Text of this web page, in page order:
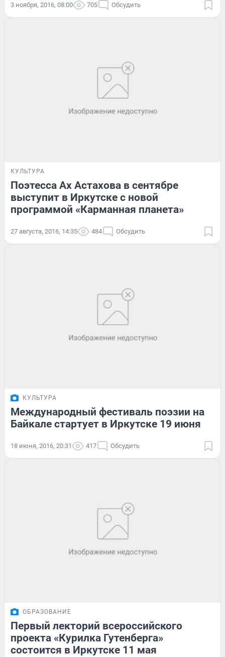
3 ноября, 2016, 08:00 705 Обсудить
КУЛЬТУРА
Поэтесса Ах Астахова в сентябре
выступит в Иркутске с новой
программой «Карманная планета»
27 августа, 2016, 14:35 484 Обсудить
КУЛЬТУРА
Международный фестиваль поэзии на
Байкале стартует в Иркутске 19 июня
18 июня, 2016, 20:31 417 Обсудить
ОБРАЗОВАНИЕ
Первый лекторий всероссийского
проекта «Курилка Гутенберга»
состоится в Иркутске 11 мая